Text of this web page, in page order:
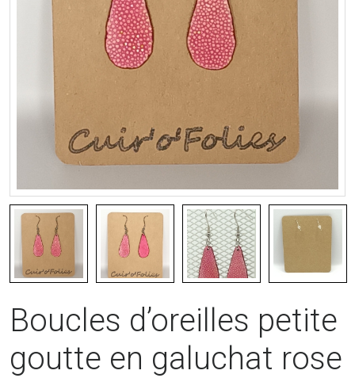
Boucles d’oreilles petite
goutte en galuchat rose